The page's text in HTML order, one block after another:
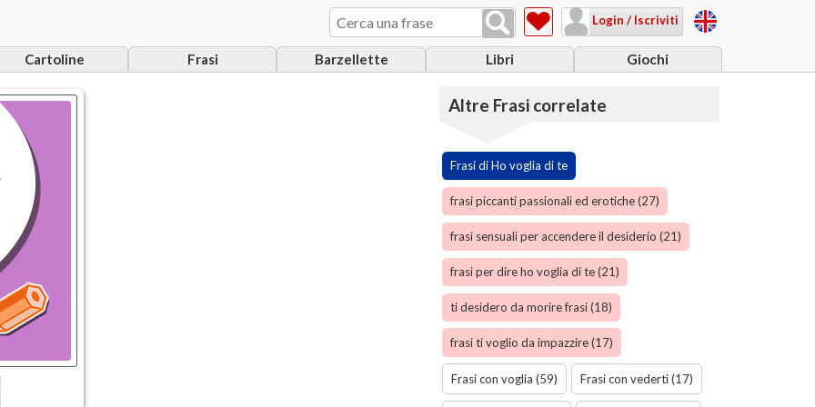
Login / Iscriviti
Cartoline Frasi Barzellette Libri Giochi
Altre Frasi correlate
Frasi di Ho voglia di te
frasi piccanti passionali ed erotiche (27)
frasi sensuali per accendere il desiderio (21)
frasi per dire ho voglia di te (21)
ti desidero da morire frasi (18)
frasi ti voglio da impazzire (17)
Frasi con voglia (59) Frasi con vederti (17)